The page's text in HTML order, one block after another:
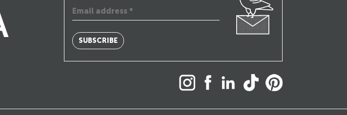
SUBSCRIBE